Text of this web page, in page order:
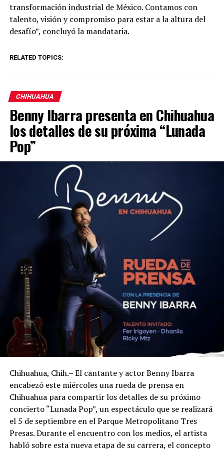
transformación industrial de México. Contamos con
talento, visión y compromiso para estar a la altura del
desafío”, concluyó la mandataria.
RELATED TOPICS:
CHIHUAHUA
Benny Ibarra presenta en Chihuahua
los detalles de su próxima “Lunada
Pop”
Chihuahua, Chih.– El cantante y actor Benny Ibarra
encabezó este miércoles una rueda de prensa en
Chihuahua para compartir los detalles de su próximo
concierto “Lunada Pop”, un espectáculo que se realizará
el 5 de septiembre en el Parque Metropolitano Tres
Presas. Durante el encuentro con los medios, el artista
habló sobre esta nueva etapa de su carrera, el concepto